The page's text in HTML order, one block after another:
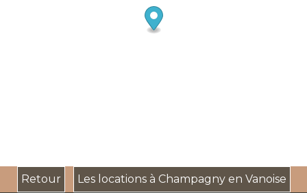
Retour Les locations à Champagny en Vanoise